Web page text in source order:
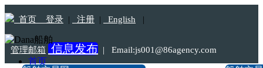
首页 登录 | 注册 | English |
管理邮箱 信息发布 | Email:js001@86agency.com
首页